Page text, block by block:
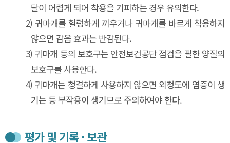
달이 어렵게 되어 착용을 기피하는 경우 유의한다.
2)귀마개를 헐렁하게 끼우거나 귀마개를 바르게 착용하지
않으면 감음 효과는 반감된다.
3)귀마개 등의 보호구는 안전보건공단 점검을 필한 양질의
보호구를 사용한다.
4)귀마개는 청결하게 사용하지 않으면 외청도에 염증이 생
기는 등 부작용이 생기므로 주의하여야 한다.
평가 및 기록 · 보관